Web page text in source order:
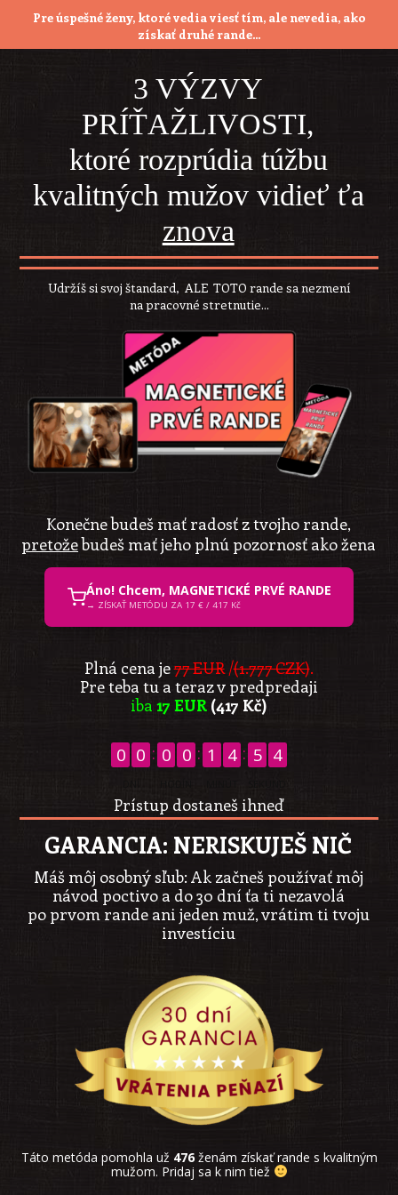
Pre úspešné ženy, ktoré vedia viesť tím, ale nevedia, ako
získať druhé rande...
3 VÝZVY
PRÍŤAŽLIVOSTI,
ktoré rozprúdia túžbu
kvalitných mužov vidieť ťa
znova
Udržíš si svoj štandard, ALE TOTO rande sa nezmení
na pracovné stretnutie...
Konečne budeš mať radosť z tvojho rande,
pretožebudeš mať jeho plnú pozornosť ako žena
Áno! Chcem, MAGNETICKÉ PRVÉ RANDE
→ ZÍSKAŤ METÓDU ZA 17 € / 417 Kč
Plná cena je77 EUR/(1.777 CZK).
Pre teba tu a teraz v predpredaji
iba 17 EUR(417 Kč)
0 0 0 0 1 4 5 4
Prístup dostaneš ihneď
GARANCIA: NERISKUJEŠ NIČ
Máš môj osobný sľub: Ak začneš používať môj
návod poctivo a do 30 dní ťa ti nezavolá
po prvom rande ani jeden muž, vrátim ti tvoju
investíciu
Táto metóda pomohla už 476 ženám získať rande s kvalitným
mužom. Pridaj sa k nim tiež